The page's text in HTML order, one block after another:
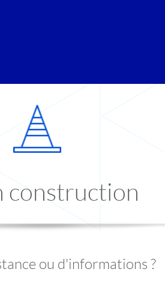
construction
ou d'informations ?